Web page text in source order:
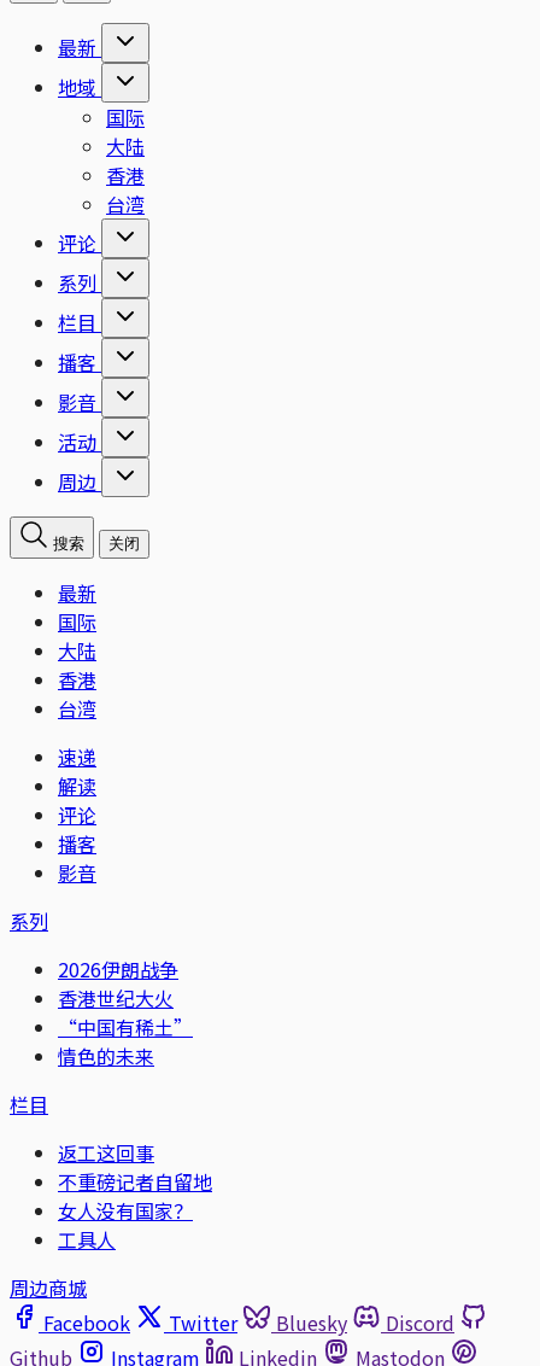
最新
地域
国际
大陆
香港
台湾
评论
系列
栏目
播客
影音
活动
周边
搜索 关闭
最新
国际
大陆
香港
台湾
速递
解读
评论
播客
影音
系列
2026伊朗战争
香港世纪大火
“中国有稀土”
情色的未来
栏目
返工这回事
不重磅记者自留地
女人没有国家？
工具人
周边商城
Facebook
Twitter Bluesky
Discord
Github
Instagram Linkedin
Mastodon